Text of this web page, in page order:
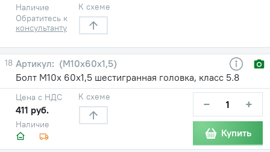
Наличие
Обратитесь к
консультанту
К схеме
18
(М10х60х1,5)
Болт М10х 60х1,5 шестигранная головка, класс 5.8
Наличие
Цена с НДС
411 руб.
К схеме − +
Купить